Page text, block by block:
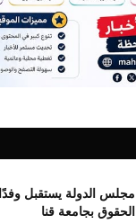
مجلس الدولة يستقبل
الحقوق بجامعة قنا